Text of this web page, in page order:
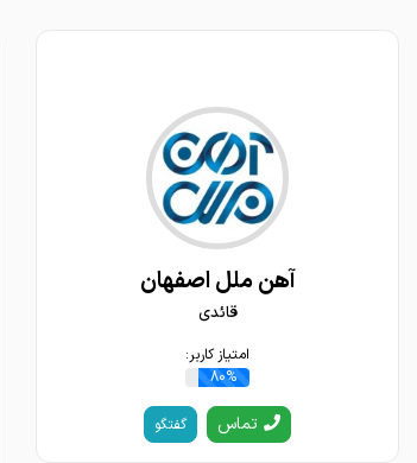
آهن ملل اصفهان
قائدی
امتیاز کاربر:
80%
تماس گفتگو